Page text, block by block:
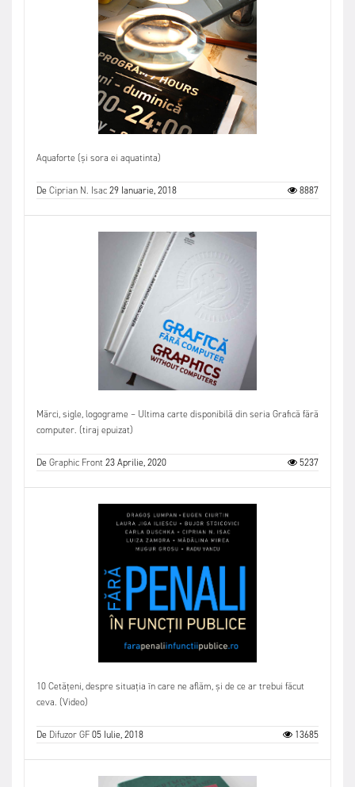
Aquaforte (și sora ei aquatinta)
DeCiprian N. Isac29 Ianuarie, 2018 8887
Mărci, sigle, logograme – Ultima carte disponibilă din seria Grafică fără
computer. (tiraj epuizat)
DeGraphic Front23 Aprilie, 2020 5237
10 Cetățeni, despre situația în care ne aflăm, și de ce ar trebui făcut
ceva. (Video)
De Difuzor GF05 Iulie, 2018 13685